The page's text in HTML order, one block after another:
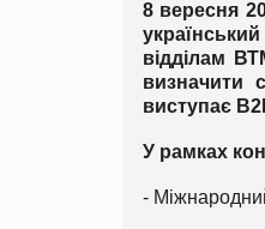
8 вересня
відділам
визначити
виступає
У рамках
-